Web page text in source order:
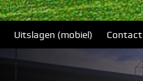
Uitslagen (mobiel) Contact